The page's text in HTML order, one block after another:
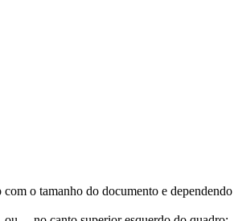
o tamanho do documento e